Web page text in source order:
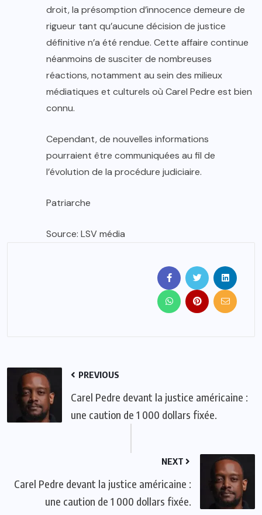
droit, la présomption d’innocence demeure de
rigueur tant qu’aucune décision de justice
définitive n’a été rendue. Cette affaire continue
néanmoins de susciter de nombreuses
réactions, notamment au sein des milieux
médiatiques et culturels où Carel Pedre est bien
connu.
Cependant, de nouvelles informations
pourraient être communiquées au fil de
l’évolution de la procédure judiciaire.
Patriarche
Source: LSV média
PREVIOUS
Carel Pedre devant la justice américaine :
une caution de 1 000 dollars fixée.
NEXT
Carel Pedre devant la justice américaine :
une caution de 1 000 dollars fixée.